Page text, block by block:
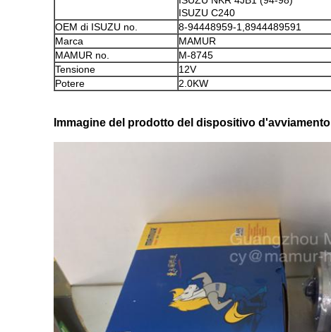
ISUZU C240
OEM di ISUZU no.
8-94448959-1,8944489591
Marca
MAMUR
MAMUR no.
M-8745
Tensione
12V
Potere
2.0KW
Immagine del prodotto del dispositivo d'avviamento